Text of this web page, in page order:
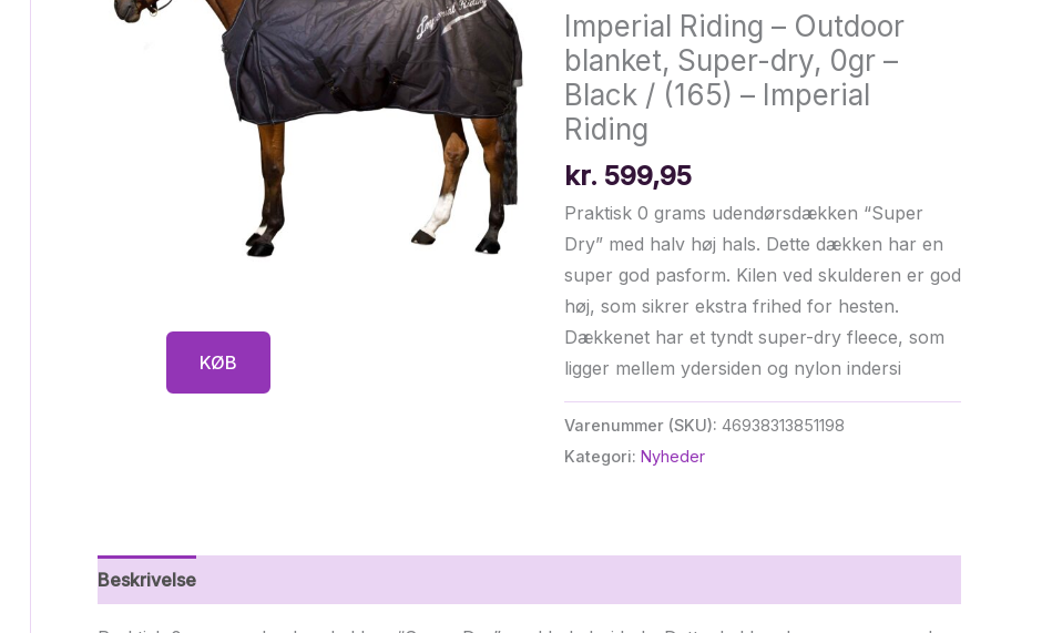
Imperial Riding – Outdoor
blanket, Super-dry, 0gr –
Black / (165) – Imperial
Riding
kr. 599,95
Praktisk 0 grams udendørsdækken “Super
Dry” med halv høj hals. Dette dækken har en
super god pasform. Kilen ved skulderen er god
høj, som sikrer ekstra frihed for hesten.
Dækkenet har et tyndt super-dry fleece, som
ligger mellem ydersiden og nylon indersi
Varenummer (SKU): 46938313851198
Kategori: Nyheder
KØB
Beskrivelse